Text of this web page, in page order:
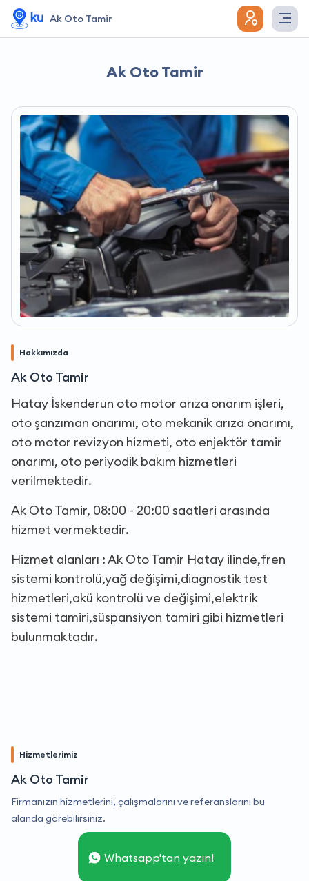
Ak Oto Tamir
Ak Oto Tamir
Hakkımızda
Ak Oto Tamir
Hatay İskenderun oto motor arıza onarım işleri,
oto şanzıman onarımı, oto mekanik arıza onarımı,
oto motor revizyon hizmeti, oto enjektör tamir
onarımı, oto periyodik bakım hizmetleri
verilmektedir.
Ak Oto Tamir, 08:00 - 20:00 saatleri arasında
hizmet vermektedir.
Hizmet alanları : Ak Oto Tamir Hatay ilinde,fren
sistemi kontrolü,yağ değişimi,diagnostik test
hizmetleri,akü kontrolü ve değişimi,elektrik
sistemi tamiri,süspansiyon tamiri gibi hizmetleri
bulunmaktadır.
Hizmetlerimiz
Ak Oto Tamir
Firmanızın hizmetlerini, çalışmalarını ve referanslarını bu
alanda görebilirsiniz.
Whatsapp'tan yazın!